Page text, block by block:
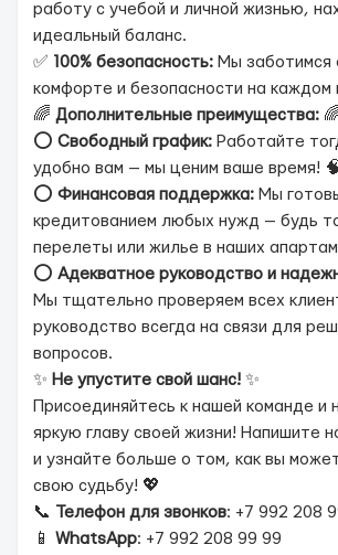
работу с учебой и личной жизнью,
идеальный баланс.
✅
100% безопасность: Мы заботимся
комфорте и безопасности на каждом
🌈 Дополнительные преимущества:
⭕️ Свободный график: Работайте
удобно вам — мы ценим ваше время!
⭕️ Финансовая поддержка: Мы
кредитованием любых нужд — будь
перелеты или жилье в наших
⭕️ Адекватное руководство и
Мы тщательно проверяем всех
руководство всегда на связи для
вопросов.
✨ Не упустите свой шанс! ✨
Присоединяйтесь к нашей команде и
яркую главу своей жизни! Напишите
и узнайте больше о том, как вы
свою судьбу! 💖
📞
Телефон для звонков: +7 992 208
📱 WhatsApp: +7 992 208 99 99